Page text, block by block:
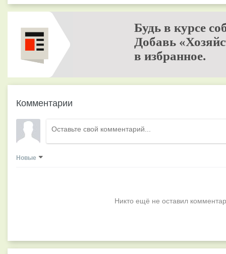
Будь в курсе
Добавь
в избранное.
Комментарии
Новые
Никто ещё не оставил